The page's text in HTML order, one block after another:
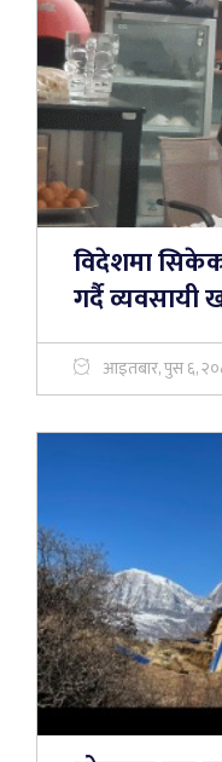
विदेशमा
गर्दै व्यवसायी
आइतबार, पुस ६,